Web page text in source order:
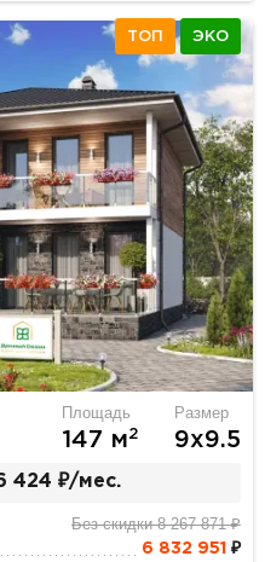
ТОП ЭКО
Площадь
147 м2
Размер
9х9.5
424 ₽/мес.
Без скидки 8 267 871 ₽
6 832 951 ₽